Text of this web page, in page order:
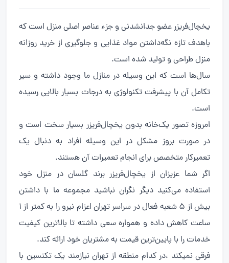
یخچال‌فریزر عضو جدانشدنی و جزء عناصر اصلی منزل است که
باهدف تازه نگه‌داشتن مواد غذایی و جلوگیری از خرید روزانه
منزل طراحی و تولید شده است.
سال‌ها است که این وسیله در منازل ما وجود داشته و سیر
تکامل آن با پیشرفت تکنولوژی به درجات بسیار بالایی رسیده
است.
امروزه تصور یک‌خانه بدون یخچال‌فریزر بسیار سخت است و
در صورت بروز مشکل در این وسیله افراد به دنبال یک
تعمیرکار متخصص برای انجام تعمیرات آن هستند.
اگر شما عزیزان از یخچال‌فریزر برند گلسان در منزل خود
استفاده می‌کنید دیگر نگران نباشید مجموعه ما با داشتن
بیش از 5 شعبه فعال در سراسر تهران اعزام نیرو را به کمتر از 1
ساعت کاهش داده و همواره سعی داشته تا بالاترین کیفیت
خدمات را با پایین‌ترین قیمت به مشتریان خود ارائه کند.
فرقی نمیکند ،در کدام منطقه از تهران نیازمند یک تکنسین با